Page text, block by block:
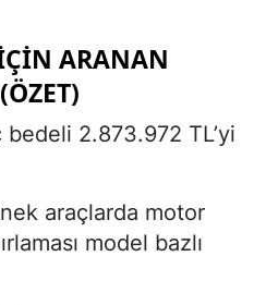
ARANAN
bedeli 2.873.972 TL’yi
araçlarda motor
model bazlı